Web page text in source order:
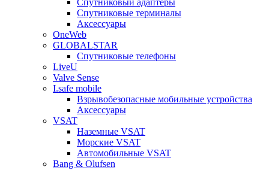
Спутниковый адаптеры
Спутниковые терминалы
Аксессуары
OneWeb
GLOBALSTAR
Спутниковые телефоны
LiveU
Valve Sense
I.safe mobile
Взрывобезопасные мобильные устройства
Аксессуары
VSAT
Наземные VSAT
Морские VSAT
Автомобильные VSAT
Bang & Olufsen